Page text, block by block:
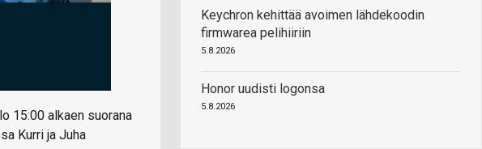
15:00 alkaen suorana
Kurri ja Juha
Keychron kehittää avoimen lähdekoodin
firmwarea pelihiiriin
5.8.2026
Honor uudisti logonsa
5.8.2026